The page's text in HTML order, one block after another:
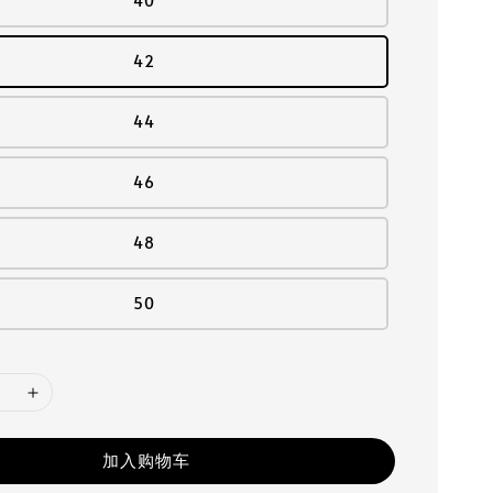
42
44
46
48
50
加入购物车